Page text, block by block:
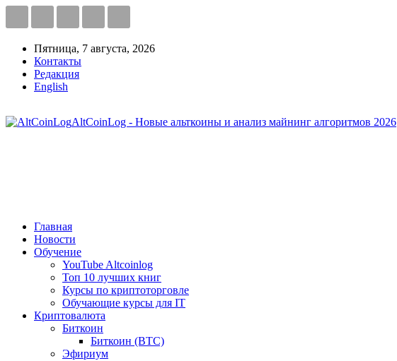
Пятница, 7 августа, 2026
Контакты
Редакция
English
AltCoinLog - Новые альткоины и анализ майнинг алгоритмов 2026
Главная
Новости
Обучение
YouTube Altcoinlog
Топ 10 лучших книг
Курсы по криптоторговле
Обучающие курсы для IT
Криптовалюта
Биткоин
Биткоин (BTC)
Эфириум